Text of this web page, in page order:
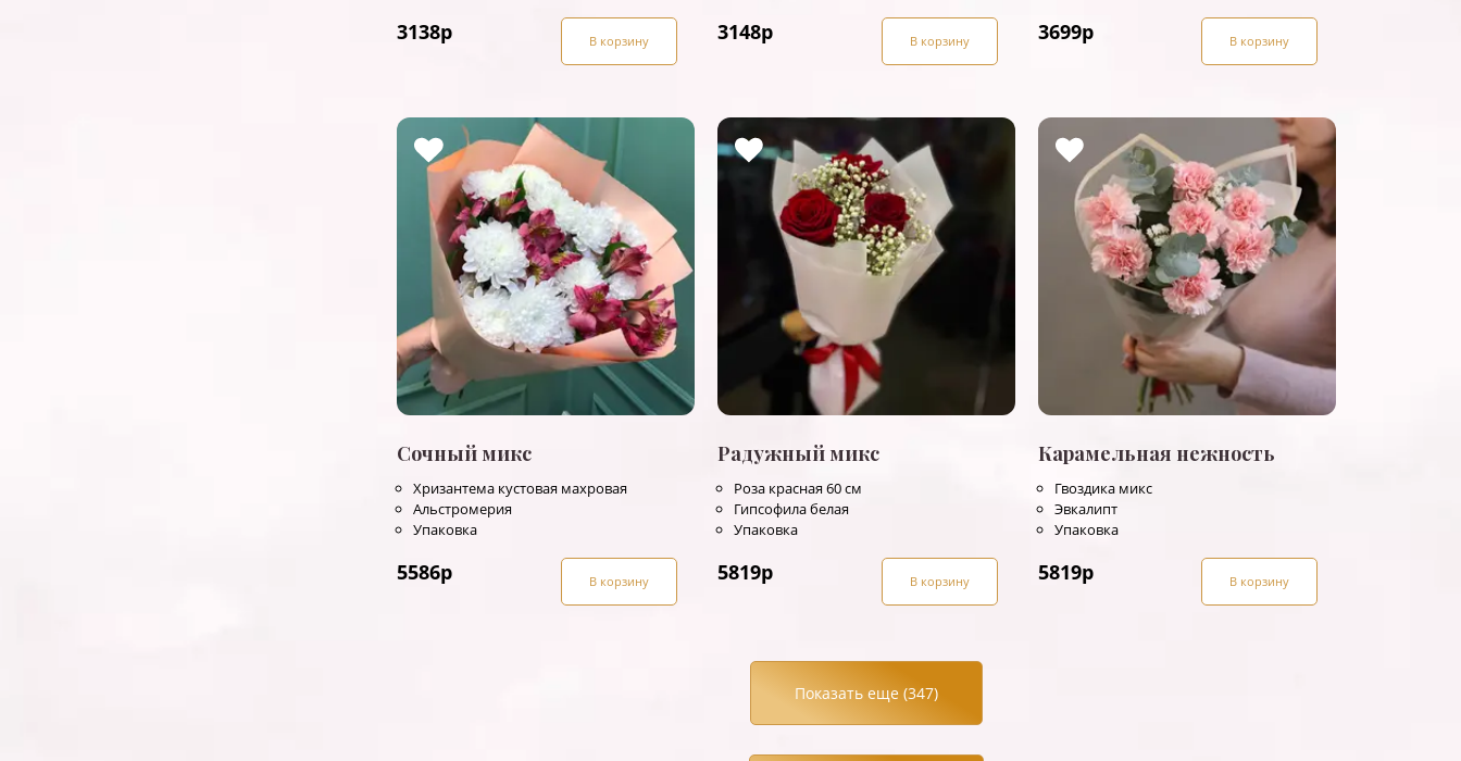
3138р В корзину 3148р В корзину 3699р В корзину
Сочный микс
Хризантема кустовая махровая
Альстромерия
Упаковка
5586р В корзину
Радужный микс
Роза красная 60 см
Гипсофила белая
Упаковка
5819р В корзину
Карамельная нежность
Гвоздика микс
Эвкалипт
Упаковка
5819р В корзину
Показать еще (347)